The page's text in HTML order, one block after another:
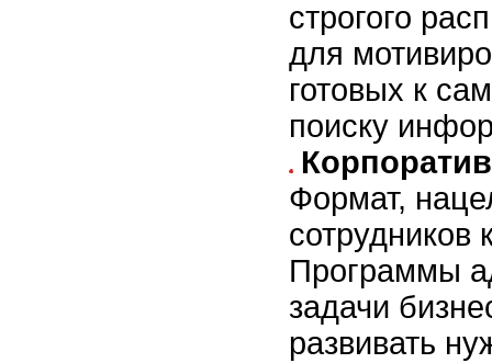
строгого
для
готовых к
поиску
Формат,
сотрудников
Программы
задачи
развивать